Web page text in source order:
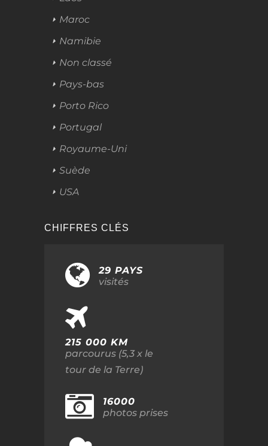
Maroc
Namibie
Non classé
Pays-bas
Porto Rico
Portugal
Royaume-Uni
Suède
USA
CHIFFRES CLÉS
29 PAYS
visités
215 000 KM
parcourus (5,3 x le
tour de la Terre)
16000
photos prises